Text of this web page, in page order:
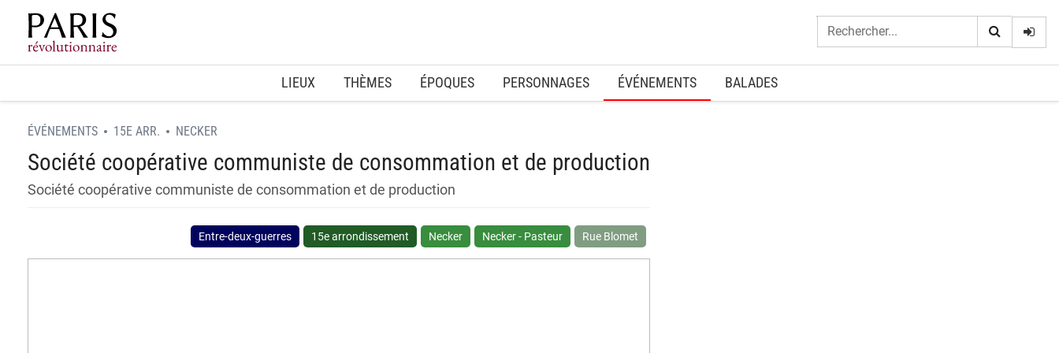
Home
LIEUX THÈMES ÉPOQUES PERSONNAGES ÉVÉNEMENTS BALADES
ÉVÉNEMENTS 15E ARR. NECKER
Société coopérative communiste de consommation et de production
Société coopérative communiste de consommation et de production
Entre-deux-guerres 15e arrondissement Necker Necker - Pasteur Rue Blomet